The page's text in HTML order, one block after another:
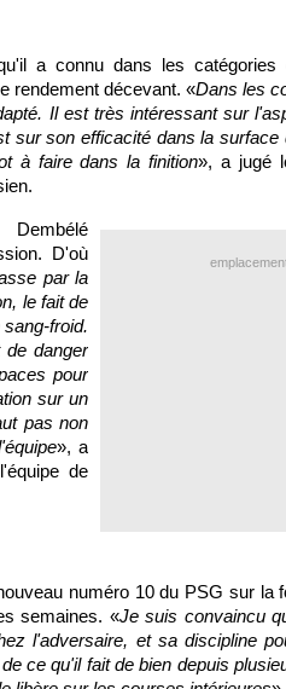
a connu dans les catégories
rendement décevant. «Dans les
Il est très intéressant sur
sur son efficacité dans la
à faire dans la finition», a jugé
D'où
par la
le fait de
froid.
de danger
pour
sur un
pas non
», a
de
numéro 10 du PSG sur la
semaines. «Je suis convaincu
l'adversaire, et sa discipline
ce qu'il fait de bien depuis